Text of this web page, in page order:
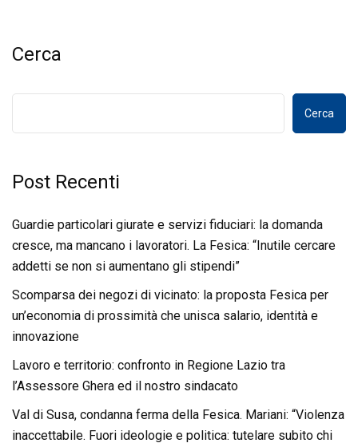
Cerca
Cerca
Post Recenti
Guardie particolari giurate e servizi fiduciari: la domanda
cresce, ma mancano i lavoratori. La Fesica: “Inutile cercare
addetti se non si aumentano gli stipendi”
Scomparsa dei negozi di vicinato: la proposta Fesica per
un’economia di prossimità che unisca salario, identità e
innovazione
Lavoro e territorio: confronto in Regione Lazio tra
l’Assessore Ghera ed il nostro sindacato
Val di Susa, condanna ferma della Fesica. Mariani: “Violenza
inaccettabile. Fuori ideologie e politica: tutelare subito chi